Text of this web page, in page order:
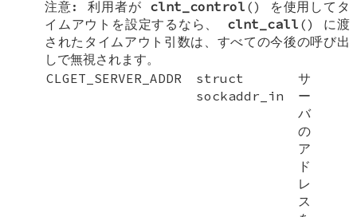
注意: 利用者が clnt_control () を使用してタ
イムアウトを設定するなら、 clnt_call () に渡
されたタイムアウト引数は、すべての今後の呼び出
しで無視されます。
CLGET_SERVER_ADDR
struct
sockaddr_in
サ
ー
バ
の
ア
ド
レ
ス